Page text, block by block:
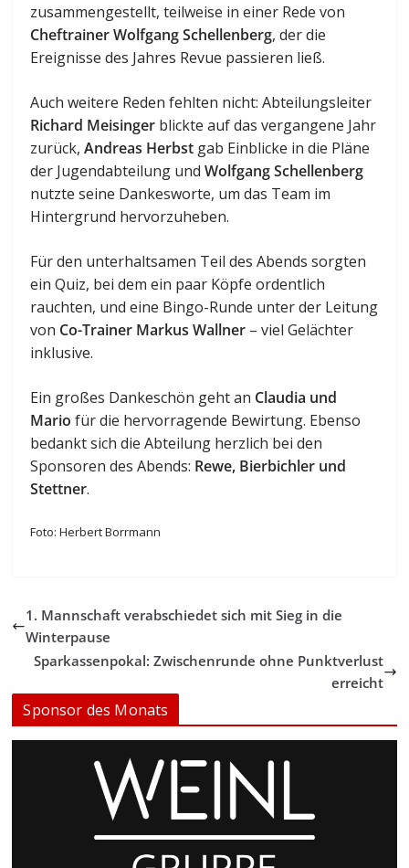
zusammengestellt, teilweise in einer Rede von
Cheftrainer Wolfgang Schellenberg, der die
Ereignisse des Jahres Revue passieren ließ.
Auch weitere Reden fehlten nicht: Abteilungsleiter
Richard Meisinger blickte auf das vergangene Jahr
zurück,Andreas Herbst gab Einblicke in die Pläne
der Jugendabteilung und Wolfgang Schellenberg
nutzte seine Dankesworte, um das Team im
Hintergrund hervorzuheben.
Für den unterhaltsamen Teil des Abends sorgten
ein Quiz, bei dem ein paar Köpfe ordentlich
rauchten, und eine Bingo-Runde unter der Leitung
von Co-Trainer Markus Wallner – viel Gelächter
inklusive.
Ein großes Dankeschön geht an Claudia und
Mario für die hervorragende Bewirtung. Ebenso
bedankt sich die Abteilung herzlich bei den
Sponsoren des Abends: Rewe, Bierbichler und
Stettner.
Foto: Herbert Borrmann
1. Mannschaft verabschiedet sich mit Sieg in die
Winterpause
Sparkassenpokal: Zwischenrunde ohne Punktverlust
erreicht
Sponsor des Monats